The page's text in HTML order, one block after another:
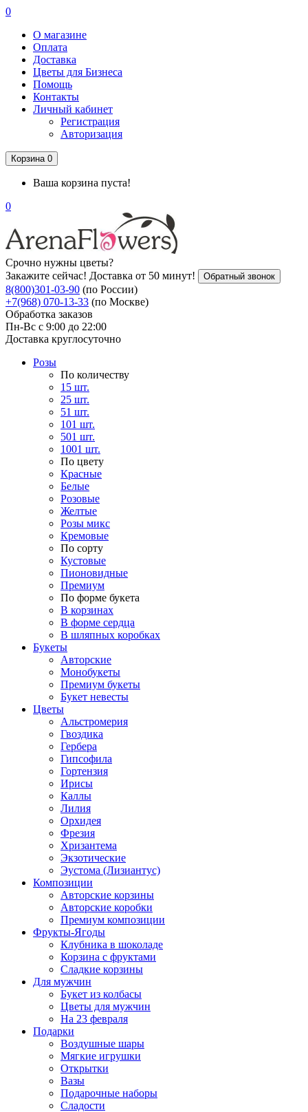
0
О магазине
Оплата
Доставка
Цветы для Бизнеса
Помощь
Контакты
Личный кабинет
Регистрация
Авторизация
Корзина 0
Ваша корзина пуста!
0
Срочно нужны цветы?
Закажите сейчас! Доставка от 50 минут!
Обратный звонок
8(800)301-03-90 (по России)
+7(968) 070-13-33 (по Москве)
Обработка заказов
Пн-Вс с 9:00 до 22:00
Доставка круглосуточно
Розы
По количеству
15 шт.
25 шт.
51 шт.
101 шт.
501 шт.
1001 шт.
По цвету
Красные
Белые
Розовые
Желтые
Розы микс
Кремовые
По сорту
Кустовые
Пионовидные
Премиум
По форме букета
В корзинах
В форме сердца
В шляпных коробках
Букеты
Авторские
Монобукеты
Премиум букеты
Букет невесты
Цветы
Альстромерия
Гвоздика
Гербера
Гипсофила
Гортензия
Ирисы
Каллы
Лилия
Орхидея
Фрезия
Хризантема
Экзотические
Эустома (Лизиантус)
Композиции
Авторские корзины
Авторские коробки
Премиум композиции
Фрукты-Ягоды
Клубника в шоколаде
Корзина с фруктами
Сладкие корзины
Для мужчин
Букет из колбасы
Цветы для мужчин
На 23 февраля
Подарки
Воздушные шары
Мягкие игрушки
Открытки
Вазы
Подарочные наборы
Сладости